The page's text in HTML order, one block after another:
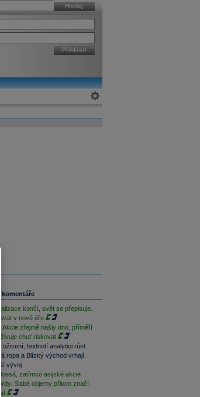
Hledej
Přihlásit
komentáře
končí, svět se přepisuje.
v nové éře
Akcie zřejmě našly dno, příměří
chuť riskovat
oživení, hodnotí analytici růst
ropa a Blízký východ vrhají
vývoj
klesá, zatímco asijské akcie
Slabé objemy přitom značí